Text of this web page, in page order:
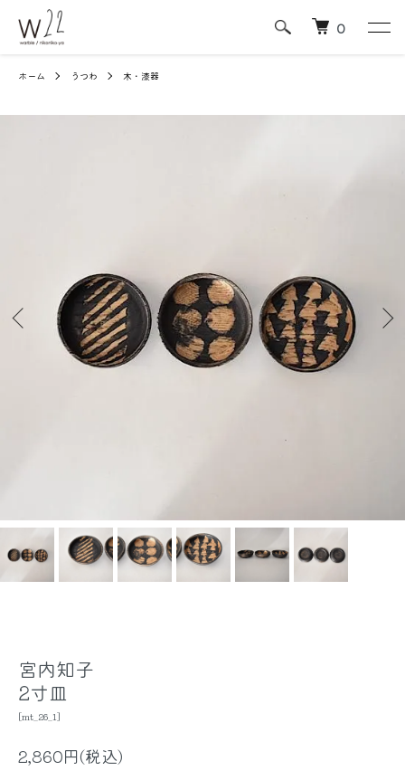
0
ホーム うつわ 木・漆器
宮内知子
2寸皿
[mt_26_1]
2,860円(税込)